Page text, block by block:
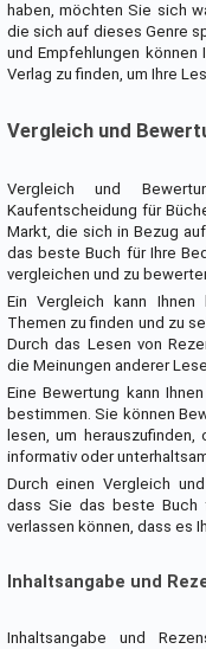
haben, möchten Sie sich
die sich auf dieses Genre
und Empfehlungen
Verlag zu finden, um Ihre
Vergleich und
Vergleich und
Kaufentscheidung für
Markt, die sich in Bezug
das beste Buch für Ihre
vergleichen und zu
Ein Vergleich kann Ihnen
Themen zu finden und zu
Durch das Lesen von
die Meinungen anderer
Eine Bewertung kann
bestimmen. Sie können
lesen, um
informativ oder
Durch einen Vergleich
dass Sie das beste Buch
verlassen können, dass es
Inhaltsangabe und
Inhaltsangabe und